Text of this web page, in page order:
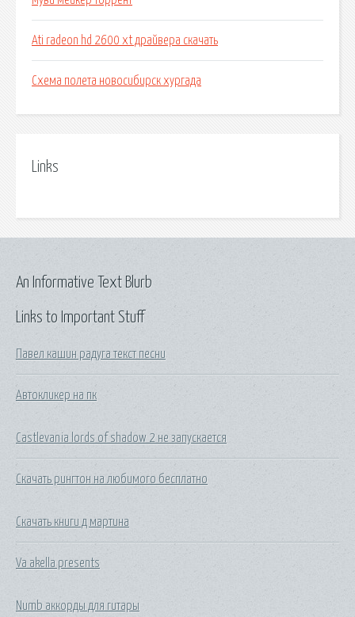
Ati radeon hd 2600 xt драйвера скачать
Схема полета новосибирск хургада
Links
Links to Important Stuff
Павел кашин радуга текст песни
Автокликер на пк
Castlevania lords of shadow 2 не запускается
Скачать рингтон на любимого бесплатно
Скачать книги д мартина
Va akella presents
Numb аккорды для гитары
An Informative Text Blurb